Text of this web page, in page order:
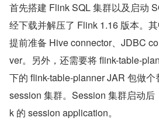
首先搭建 Flink SQL 集群以及启动
经下载并解压了 Flink 1.16 版本。
提前准备 Hive connector、JDBC
ver。另外，还需要将 flink-table-
下的 flink-table-planner JAR 包做
session 集群。Session 集群启动后
k 的 session application。